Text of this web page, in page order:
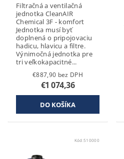
Filtračná a ventilačná
jednotka CleanAIR
Chemical 3F - komfort
Jednotka musí byť
doplnená o pripojovaciu
hadicu, hlavicu a filtre.
Výnimočná jednotka pre
tri veľkokapacitné...
€887,90 bez DPH
€1 074,36
Kód:510000